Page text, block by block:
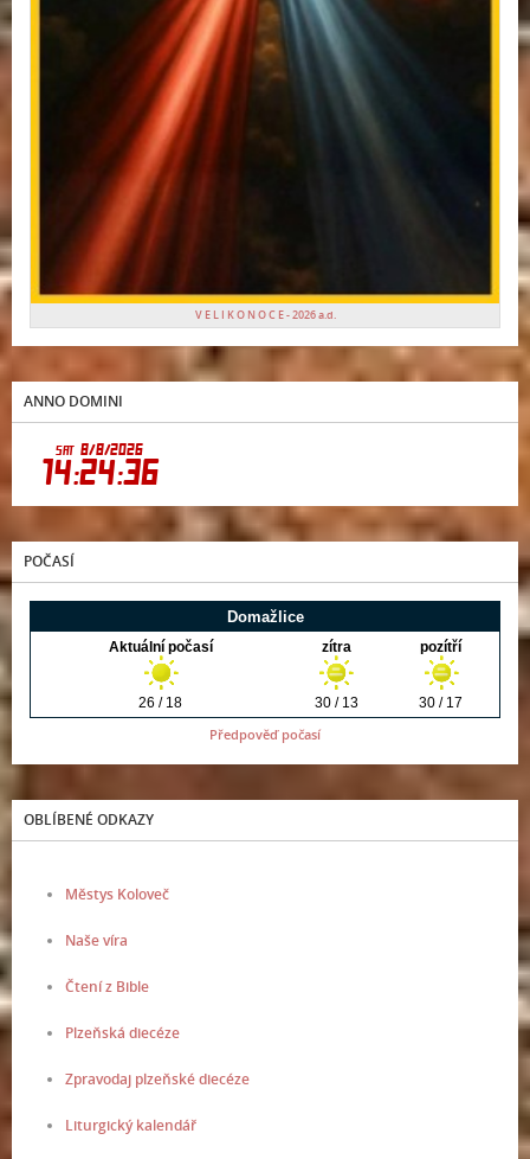
V E L I K O N O C E - 2026 a.d.
ANNO DOMINI
POČASÍ
Předpověď počasí
OBLÍBENÉ ODKAZY
Městys Koloveč
Naše víra
Čtení z Bible
Plzeňská diecéze
Zpravodaj plzeňské diecéze
Liturgický kalendář